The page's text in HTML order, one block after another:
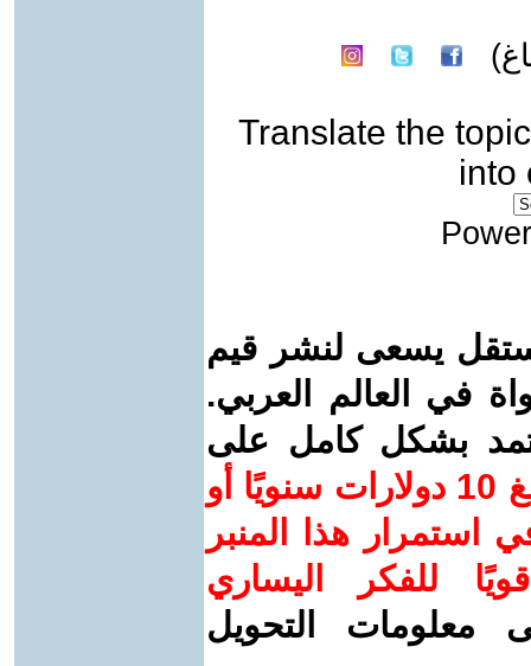
Translate the topic
into
يسعى لنشر قيم
في العالم العربي.
بشكل كامل على
ساهم/ي معنا! بدعمكم بمبلغ 10 دولارات سنويًا أو
استمرار هذا المنبر
للفكر اليساري
معلومات التحويل